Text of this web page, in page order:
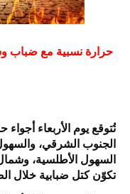
حرارة نسبية مع ضباب
تُتوقع يوم الأربعاء أجواء
الجنوب الشرقي،
السهول الأطلسية، وشمال
تكوّن كتل ضبابية خلال